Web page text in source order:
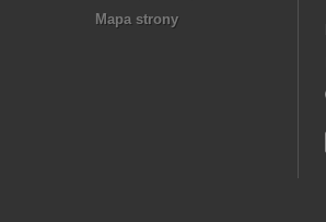
Mapa strony